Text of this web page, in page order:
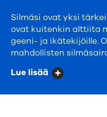
Silmäsi ovat yksi
ovat kuitenkin alttiita
geeni- ja ikätekijöille.
mahdollisten
Lue lisää